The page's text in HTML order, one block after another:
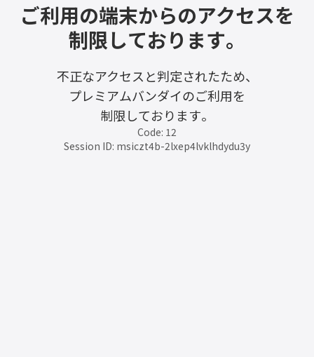
ご利用の端末からのアクセスを
制限しております。
不正なアクセスと判定されたため、
プレミアムバンダイのご利用を
制限しております。
Code: 12
Session ID: msiczt4b-2lxep4lvklhdydu3y